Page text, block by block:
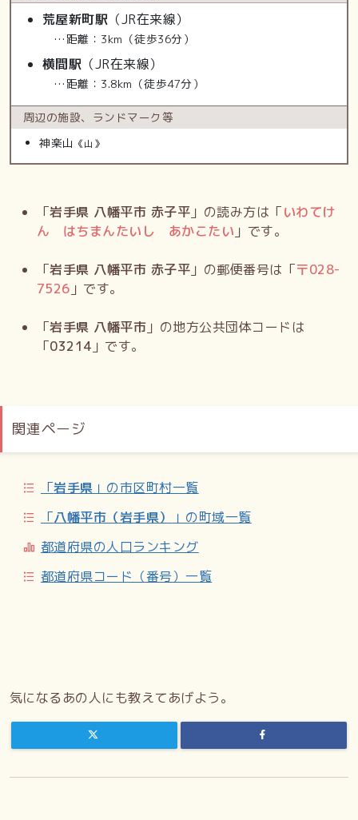
荒屋新町駅 （JR在来線）
…距離：3km（徒歩36分）
横間駅 （JR在来線）
…距離：3.8km（徒歩47分）
周辺の施設、 ランドマーク等
神楽山 《山》
「岩手県 八幡平市 赤子平 」の読み方は「いわてけ
ん はちまんたいし あかこたい 」です。
「岩手県 八幡平市 赤子平 」の郵便番号は「〒028-
7526 」です。
「岩手県 八幡平市 」の地方公共団体コードは
「03214 」です。
関連ページ
「岩手県 」の市区町村一覧
「八幡平市（岩手県）
」の町域一覧
都道府県の人口ランキング
都道府県コード（番号）一覧
気になるあの人にも教えてあげよう。